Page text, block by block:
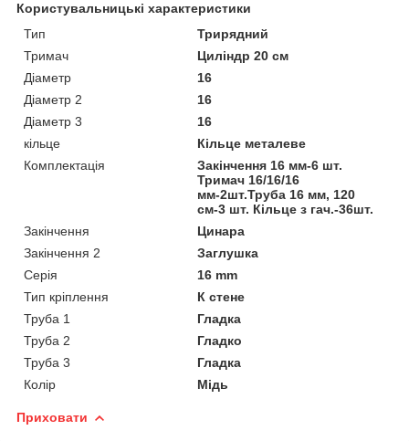
Користувальницькі характеристики
Тип
Трирядний
Тримач
Циліндр 20 см
Діаметр
16
Діаметр 2
16
Діаметр 3
16
кільце
Кільце металеве
Комплектація
Закінчення 16 мм-6 шт.
Тримач 16/16/16
мм-2шт.Труба 16 мм, 120
см-3 шт. Кільце з гач.-36шт.
Закінчення
Цинара
Закінчення 2
Заглушка
Серія
16 mm
Тип кріплення
К стене
Труба 1
Гладка
Труба 2
Гладко
Труба 3
Гладка
Колір
Мідь
Приховати